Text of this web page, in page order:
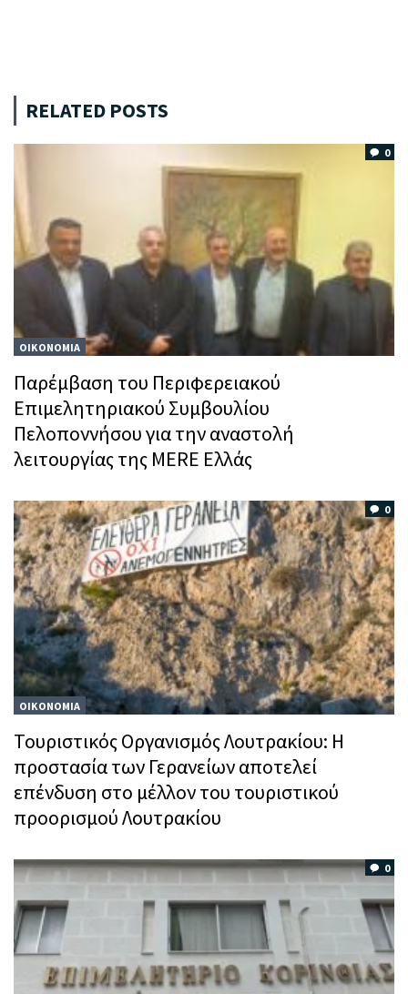
RELATED POSTS
0
ΟΙΚΟΝΟΜΙΑ
Παρέμβαση του Περιφερειακού
Επιμελητηριακού Συμβουλίου
Πελοποννήσου για την αναστολή
λειτουργίας της MERE Ελλάς
0
ΟΙΚΟΝΟΜΙΑ
Τουριστικός Οργανισμός Λουτρακίου: Η
προστασία των Γερανείων αποτελεί
επένδυση στο μέλλον του τουριστικού
προορισμού Λουτρακίου
0